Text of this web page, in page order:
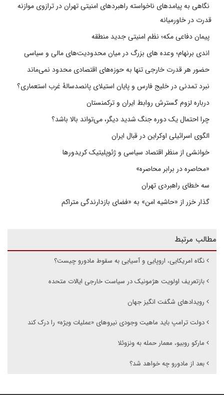
نگاهی به پیامدهای ناخواسته راهبردهای امنیتی تهران در ترازوی موازنه
قدرت در خاورمیانه
پیمان دفاعی مکه؛ نظم امنیتی جدید منطقه
اندی برنهام؛ وعده های بزرگ در میان محدودیت‌های مالی و سیاسی
حضور هر قدرت خارجی تنها به حوزه‌های اقتصادی محدود نمی‌ماند
نبرد تمدنی در خلیج فارس و پایان استیلای پانصدسالۀ غرب استعماری؟
درباره لزوم گسترش روابط ایران و ترکمنستان
چرا احتمال یک دوره جنگ شدید دیگر، می‌تواند بالا باشد؟
الگوی اسرائیلی اوکراین در قبال ایران
خوانشی از منظر اقتصاد سیاسی و ژئوپلیتیک کریدورها
«محاصره در برابر محاصره»
سه خطای راهبردی تهران
گذار خزر از «حاشیه امن» به «فضای بازدارندگی متراکم
مطالب مرتبط
نگاه امریکایی، اروپایی و آسیایی به سقوط مادورو چیست؟
بازتعریف اولویت هژمونیک در سیاست خارجی ایالات متحده
رویدادهای شگفت انگیز جهان
دولت ترامپ باید ماهیت وجودی نیروهای «عملیات ویژه» را درک کند
مارکو روبیو، معمار حمله به ونزوئلا
بعد از مادورو چه خواهد شد؟